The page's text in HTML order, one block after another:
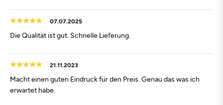
07.07.2025
Die Qualität ist gut. Schnelle Lieferung.
21.11.2023
Macht einen guten Eindruck für den Preis. Genau das was ich
erwartet habe.